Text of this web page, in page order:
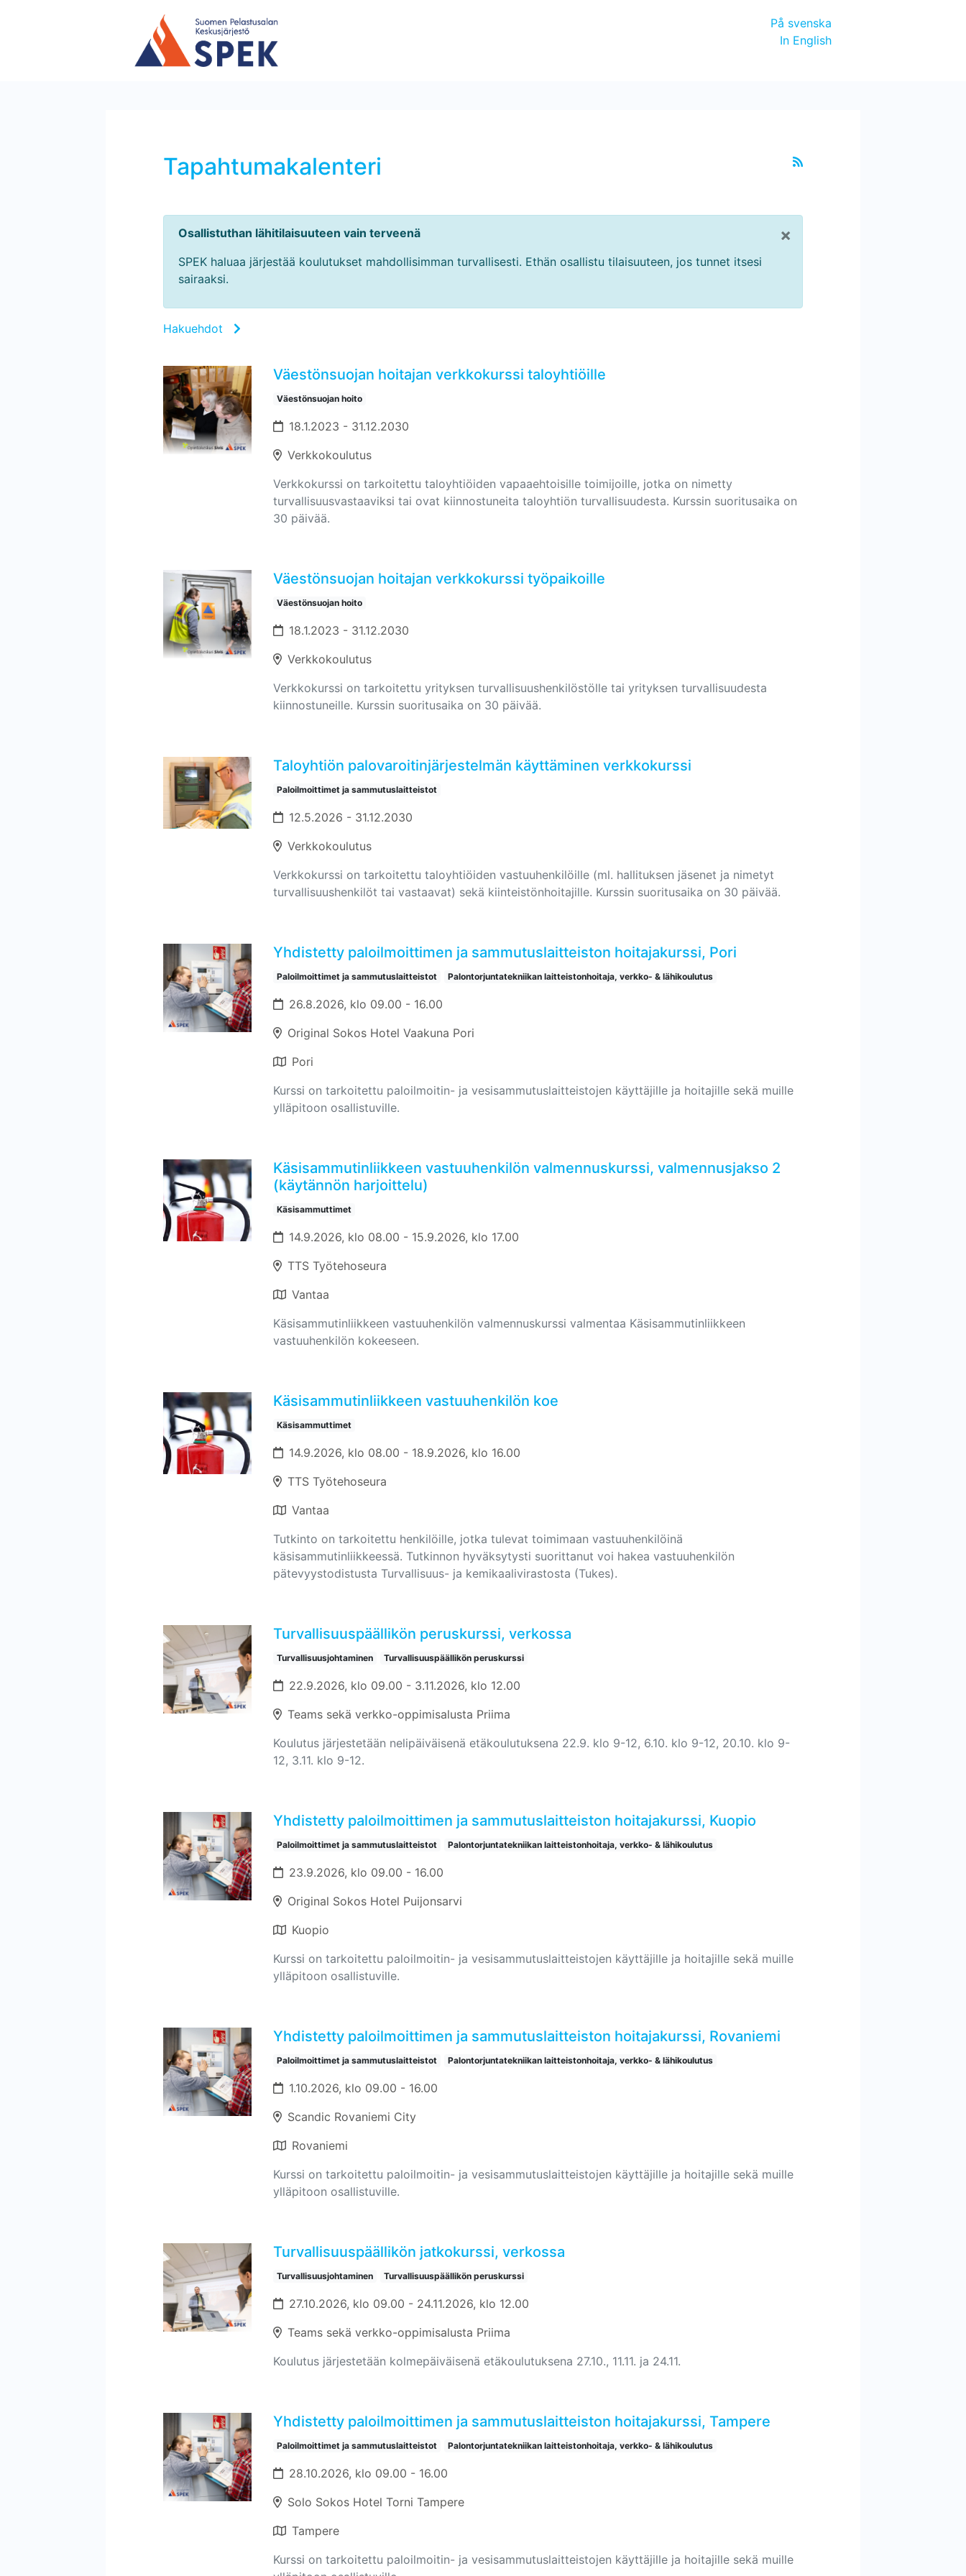
På svenska
In English
Tapahtumakalenteri
Osallistuthan lähitilaisuuteen vain terveenä
SPEK haluaa järjestää koulutukset mahdollisimman turvallisesti. Ethän osallistu tilaisuuteen, jos tunnet itsesi
sairaaksi.
×
Hakuehdot
Väestönsuojan hoitajan verkkokurssi taloyhtiöille
Väestönsuojan hoito
18.1.2023 - 31.12.2030
Verkkokoulutus
Verkkokurssi on tarkoitettu taloyhtiöiden vapaaehtoisille toimijoille, jotka on nimetty
turvallisuusvastaaviksi tai ovat kiinnostuneita taloyhtiön turvallisuudesta. Kurssin suoritusaika on
30 päivää.
Väestönsuojan hoitajan verkkokurssi työpaikoille
Väestönsuojan hoito
18.1.2023 - 31.12.2030
Verkkokoulutus
Verkkokurssi on tarkoitettu yrityksen turvallisuushenkilöstölle tai yrityksen turvallisuudesta
kiinnostuneille. Kurssin suoritusaika on 30 päivää.
Taloyhtiön palovaroitinjärjestelmän käyttäminen verkkokurssi
Paloilmoittimet ja sammutuslaitteistot
12.5.2026 - 31.12.2030
Verkkokoulutus
Verkkokurssi on tarkoitettu taloyhtiöiden vastuuhenkilöille (ml. hallituksen jäsenet ja nimetyt
turvallisuushenkilöt tai vastaavat) sekä kiinteistönhoitajille. Kurssin suoritusaika on 30 päivää.
Yhdistetty paloilmoittimen ja sammutuslaitteiston hoitajakurssi, Pori
Paloilmoittimet ja sammutuslaitteistot Palontorjuntatekniikan laitteistonhoitaja, verkko- & lähikoulutus
26.8.2026, klo 09.00 - 16.00
Original Sokos Hotel Vaakuna Pori
Pori
Kurssi on tarkoitettu paloilmoitin- ja vesisammutuslaitteistojen käyttäjille ja hoitajille sekä muille
ylläpitoon osallistuville.
Käsisammutinliikkeen vastuuhenkilön valmennuskurssi, valmennusjakso 2
(käytännön harjoittelu)
Käsisammuttimet
14.9.2026, klo 08.00 - 15.9.2026, klo 17.00
TTS Työtehoseura
Vantaa
Käsisammutinliikkeen vastuuhenkilön valmennuskurssi valmentaa Käsisammutinliikkeen
vastuuhenkilön kokeeseen.
Käsisammutinliikkeen vastuuhenkilön koe
Käsisammuttimet
14.9.2026, klo 08.00 - 18.9.2026, klo 16.00
TTS Työtehoseura
Vantaa
Tutkinto on tarkoitettu henkilöille, jotka tulevat toimimaan vastuuhenkilöinä
käsisammutinliikkeessä. Tutkinnon hyväksytysti suorittanut voi hakea vastuuhenkilön
pätevyystodistusta Turvallisuus- ja kemikaalivirastosta (Tukes).
Turvallisuuspäällikön peruskurssi, verkossa
Turvallisuusjohtaminen Turvallisuuspäällikön peruskurssi
22.9.2026, klo 09.00 - 3.11.2026, klo 12.00
Teams sekä verkko-oppimisalusta Priima
Koulutus järjestetään nelipäiväisenä etäkoulutuksena 22.9. klo 9-12, 6.10. klo 9-12, 20.10. klo 9-
12, 3.11. klo 9-12.
Yhdistetty paloilmoittimen ja sammutuslaitteiston hoitajakurssi, Kuopio
Paloilmoittimet ja sammutuslaitteistot Palontorjuntatekniikan laitteistonhoitaja, verkko- & lähikoulutus
23.9.2026, klo 09.00 - 16.00
Original Sokos Hotel Puijonsarvi
Kuopio
Kurssi on tarkoitettu paloilmoitin- ja vesisammutuslaitteistojen käyttäjille ja hoitajille sekä muille
ylläpitoon osallistuville.
Yhdistetty paloilmoittimen ja sammutuslaitteiston hoitajakurssi, Rovaniemi
Paloilmoittimet ja sammutuslaitteistot Palontorjuntatekniikan laitteistonhoitaja, verkko- & lähikoulutus
1.10.2026, klo 09.00 - 16.00
Scandic Rovaniemi City
Rovaniemi
Kurssi on tarkoitettu paloilmoitin- ja vesisammutuslaitteistojen käyttäjille ja hoitajille sekä muille
ylläpitoon osallistuville.
Turvallisuuspäällikön jatkokurssi, verkossa
Turvallisuusjohtaminen Turvallisuuspäällikön peruskurssi
27.10.2026, klo 09.00 - 24.11.2026, klo 12.00
Teams sekä verkko-oppimisalusta Priima
Koulutus järjestetään kolmepäiväisenä etäkoulutuksena 27.10., 11.11. ja 24.11.
Yhdistetty paloilmoittimen ja sammutuslaitteiston hoitajakurssi, Tampere
Paloilmoittimet ja sammutuslaitteistot Palontorjuntatekniikan laitteistonhoitaja, verkko- & lähikoulutus
28.10.2026, klo 09.00 - 16.00
Solo Sokos Hotel Torni Tampere
Tampere
Kurssi on tarkoitettu paloilmoitin- ja vesisammutuslaitteistojen käyttäjille ja hoitajille sekä muille